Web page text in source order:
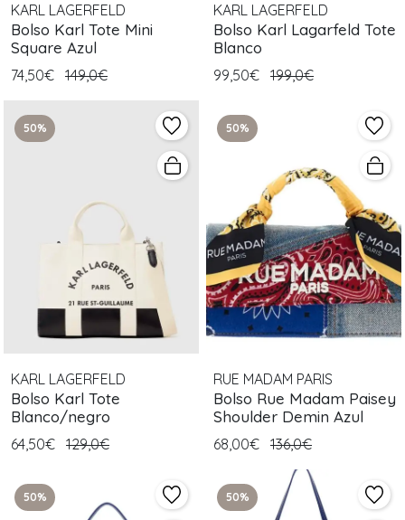
KARL LAGERFELD
Bolso Karl Tote Mini
Square Azul
74,50€ 149,0€
KARL LAGERFELD
Bolso Karl Lagarfeld Tote
Blanco
99,50€ 199,0€
50%
KARL LAGERFELD
Bolso Karl Tote
Blanco/negro
64,50€ 129,0€
50%
RUE MADAM PARIS
Bolso Rue Madam Paisey
Shoulder Demin Azul
68,00€ 136,0€
50% 50%